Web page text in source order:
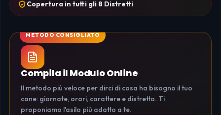
Copertura in tutti gli 8 Distretti
Compila il Modulo Online
Il metodo più veloce per dirci di cosa ha bisogno il tuo
cane: giornate, orari, carattere e distretto. Ti
proponiamo l'asilo più adatto a te.